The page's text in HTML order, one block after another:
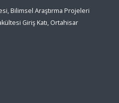
Bilimsel Araştırma Projeleri
Giriş Katı, Ortahisar